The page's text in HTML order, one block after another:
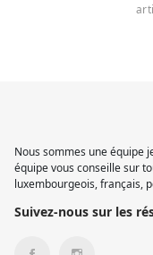
Nous sommes une équipe
équipe vous conseille sur
luxembourgeois, français,
Suivez-nous sur les